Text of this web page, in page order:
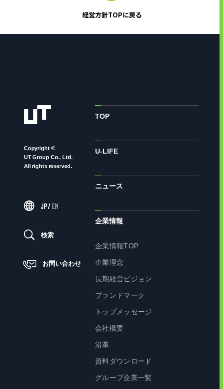
経営方針TOPに戻る
Copyright ©
UT Group Co., Ltd.
All rights reserved.
JP/ EN
検索
お問い合わせ
TOP
U-LIFE
ニュース
企業情報
企業情報TOP
企業理念
長期経営ビジョン
ブランドマーク
トップメッセージ
会社概要
沿革
資料ダウンロード
グループ企業一覧